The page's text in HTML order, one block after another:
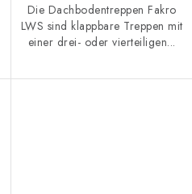
Die Dachbodentreppen Fakro
LWS sind klappbare Treppen mit
einer drei- oder vierteiligen...